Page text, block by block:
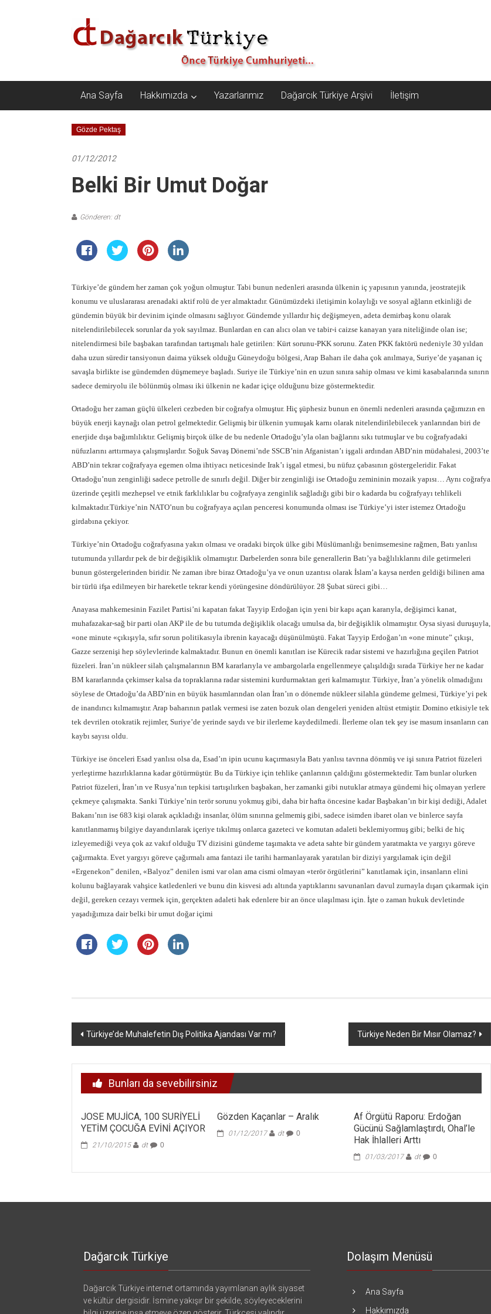
Dağarcık
Türkiye
Türkiye
Cumhuriyeti…
Ana Sayfa Hakkımızda Yazarlarımız Dağarcık Türkiye Arşivi İletişim
Gözde Pektaş
01/12/2012
Belki Bir Umut Doğar
Gönderen: dt
Türkiye’de gündem her zaman çok yoğun olmuştur. Tabi bunun nedenleri arasında ülkenin iç yapısının yanında, jeostratejik
konumu ve uluslararası arenadaki aktif rolü de yer almaktadır. Günümüzdeki iletişimin kolaylığı ve sosyal ağların etkinliği de
gündemin büyük bir devinim içinde olmasını sağlıyor. Gündemde yıllardır hiç değişmeyen, adeta demirbaş konu olarak
nitelendirilebilecek sorunlar da yok sayılmaz. Bunlardan en can alıcı olan ve tabir-i caizse kanayan yara niteliğinde olan ise;
nitelendirmesi bile başbakan tarafından tartışmalı hale getirilen: Kürt sorunu-PKK sorunu. Zaten PKK faktörü nedeniyle 30 yıldan
daha uzun süredir tansiyonun daima yüksek olduğu Güneydoğu bölgesi, Arap Baharı ile daha çok anılmaya, Suriye’de yaşanan iç
savaşla birlikte ise gündemden düşmemeye başladı. Suriye ile Türkiye’nin en uzun sınıra sahip olması ve kimi kasabalarında sınırın
sadece demiryolu ile bölünmüş olması iki ülkenin ne kadar içiçe olduğunu bize göstermektedir.
Ortadoğu her zaman güçlü ülkeleri cezbeden bir coğrafya olmuştur. Hiç şüphesiz bunun en önemli nedenleri arasında çağımızın en
büyük enerji kaynağı olan petrol gelmektedir. Gelişmiş bir ülkenin yumuşak karnı olarak nitelendirilebilecek yanlarından biri de
enerjide dışa bağımlılıktır. Gelişmiş birçok ülke de bu nedenle Ortadoğu’yla olan bağlarını sıkı tutmuşlar ve bu coğrafyadaki
nüfuzlarını arttırmaya çalışmışlardır. Soğuk Savaş Dönemi’nde SSCB’nin Afganistan’ı işgali ardından ABD’nin müdahalesi, 2003’te
ABD’nin tekrar coğrafyaya egemen olma ihtiyacı neticesinde Irak’ı işgal etmesi, bu nüfuz çabasının göstergeleridir. Fakat
Ortadoğu’nun zenginliği sadece petrolle de sınırlı değil. Diğer bir zenginliği ise Ortadoğu zemininin mozaik yapısı… Aynı coğrafya
üzerinde çeşitli mezhepsel ve etnik farklılıklar bu coğrafyaya zenginlik sağladığı gibi bir o kadarda bu coğrafyayı tehlikeli
kılmaktadır.Türkiye’nin NATO’nun bu coğrafyaya açılan penceresi konumunda olması ise Türkiye’yi ister istemez Ortadoğu
girdabına çekiyor.
Türkiye’nin Ortadoğu coğrafyasına yakın olması ve oradaki birçok ülke gibi Müslümanlığı benimsemesine rağmen, Batı yanlısı
tutumunda yıllardır pek de bir değişiklik olmamıştır. Darbelerden sonra bile generallerin Batı’ya bağlılıklarını dile getirmeleri
bunun göstergelerinden biridir. Ne zaman ibre biraz Ortadoğu’ya ve onun uzantısı olarak İslam’a kaysa nerden geldiği bilinen ama
bir türlü ifşa edilmeyen bir hareketle tekrar kendi yörüngesine döndürülüyor. 28 Şubat süreci gibi…
Anayasa mahkemesinin Fazilet Partisi’ni kapatan fakat Tayyip Erdoğan için yeni bir kapı açan kararıyla, değişimci kanat,
muhafazakar-sağ bir parti olan AKP ile de bu tutumda değişiklik olacağı umulsa da, bir değişiklik olmamıştır. Oysa siyasi duruşuyla,
«one minute «çıkışıyla, sıfır sorun politikasıyla ibrenin kayacağı düşünülmüştü. Fakat Tayyip Erdoğan’ın «one minute” çıkışı,
Gazze serzenişi hep söylevlerinde kalmaktadır. Bunun en önemli kanıtları ise Kürecik radar sistemi ve hazırlığına geçilen Patriot
füzeleri. İran’ın nükleer silah çalışmalarının BM kararlarıyla ve ambargolarla engellenmeye çalışıldığı sırada Türkiye her ne kadar
BM kararlarında çekimser kalsa da topraklarına radar sistemini kurdurmaktan geri kalmamıştır. Türkiye, İran’a yönelik olmadığını
söylese de Ortadoğu’da ABD’nin en büyük hasımlarından olan İran’ın o dönemde nükleer silahla gündeme gelmesi, Türkiye’yi pek
de inandırıcı kılmamıştır. Arap baharının patlak vermesi ise zaten bozuk olan dengeleri yeniden altüst etmiştir. Domino etkisiyle tek
tek devrilen otokratik rejimler, Suriye’de yerinde saydı ve bir ilerleme kaydedilmedi. İlerleme olan tek şey ise masum insanların can
kaybı sayısı oldu.
Türkiye ise önceleri Esad yanlısı olsa da, Esad’ın ipin ucunu kaçırmasıyla Batı yanlısı tavrına dönmüş ve işi sınıra Patriot füzeleri
yerleştirme hazırlıklarına kadar götürmüştür. Bu da Türkiye için tehlike çanlarının çaldığını göstermektedir. Tam bunlar olurken
Patriot füzeleri, İran’ın ve Rusya’nın tepkisi tartışılırken başbakan, her zamanki gibi nutuklar atmaya gündemi hiç olmayan yerlere
çekmeye çalışmakta. Sanki Türkiye’nin terör sorunu yokmuş gibi, daha bir hafta öncesine kadar Başbakan’ın bir kişi dediği, Adalet
Bakanı’nın ise 683 kişi olarak açıkladığı insanlar, ölüm sınırına gelmemiş gibi, sadece isimden ibaret olan ve binlerce sayfa
kanıtlanmamış bilgiye dayandırılarak içeriye tıkılmış onlarca gazeteci ve komutan adaleti beklemiyormuş gibi; belki de hiç
izleyemediği veya çok az vakıf olduğu TV dizisini gündeme taşımakta ve adeta sahte bir gündem yaratmakta ve yargıyı göreve
çağırmakta. Evet yargıyı göreve çağırmalı ama fantazi ile tarihi harmanlayarak yaratılan bir diziyi yargılamak için değil
«Ergenekon” denilen, «Balyoz” denilen ismi var olan ama cismi olmayan «terör örgütlerini” kanıtlamak için, insanların elini
kolunu bağlayarak vahşice katledenleri ve bunu din kisvesi adı altında yaptıklarını savunanları davul zurnayla dışarı çıkarmak için
değil, gereken cezayı vermek için, gerçekten adaleti hak edenlere bir an önce ulaşılması için. İşte o zaman hukuk devletinde
yaşadığımıza dair belki bir umut doğar içimi
Yazı
Türkiye’de Muhalefetin Dış Politika Ajandası Var mı? Türkiye Neden Bir Mısır Olamaz?
Bunları da sevebilirsiniz
JOSE MUJİCA, 100 SURİYELİ
YETİM ÇOCUĞA EVİNİ AÇIYOR
21/10/2015 dt 0
Gözden Kaçanlar – Aralık
01/12/2017 dt 0
Af Örgütü Raporu: Erdoğan
Gücünü Sağlamlaştırdı, Ohal’le
Hak İhlalleri Arttı
01/03/2017 dt 0
Dağarcık Türkiye
Dağarcık Türkiye internet ortamında yayımlanan aylık siyaset
ve kültür dergisidir. İsmine yakışır bir şekilde, söyleyeceklerini
Dolaşım Menüsü
Ana Sayfa
Hakkımızda